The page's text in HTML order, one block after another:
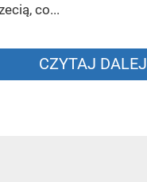
co...
CZYTAJ DALEJ